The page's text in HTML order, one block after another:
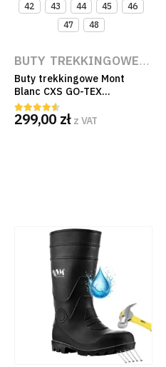
42 43 44 45
46
47
48
BUTY TREKKINGOWE I TERENOWE
Buty trekkingowe Mont
Blanc CXS GO-TEX
wodoodporne ze skóry
nubukowej z membraną
4.50out of 5
299,00 zł z VAT